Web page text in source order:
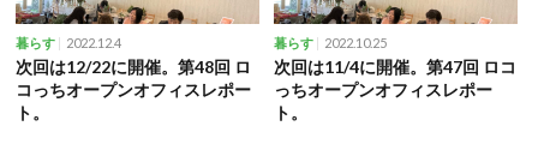
暮らす 2022.12.4
次回は12/22に開催。第48回 ロ
コっちオープンオフィスレポー
ト。
暮らす 2022.10.25
次回は11/4に開催。第47回 ロコ
っちオープンオフィスレポー
ト。